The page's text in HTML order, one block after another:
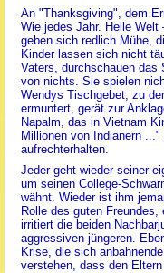
An "Thanksgiving", dem
Wie jedes Jahr. Heile
geben sich redlich Mühe,
Kinder lassen sich nicht
Vaters, durchschauen
von nichts. Sie spielen
Wendys Tischgebet, zu
ermuntert, gerät zur
Napalm, das in Vietnam
Millionen von Indianern
aufrechterhalten.
Jeder geht wieder seiner
um seinen College-
wähnt. Wieder ist ihm
Rolle des guten
irritiert die beiden
aggressiven jüngeren.
Krise, die sich
verstehen, dass den